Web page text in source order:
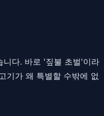
니다. 바로 '짚불 초벌'이라
기가 왜 특별할 수밖에 없